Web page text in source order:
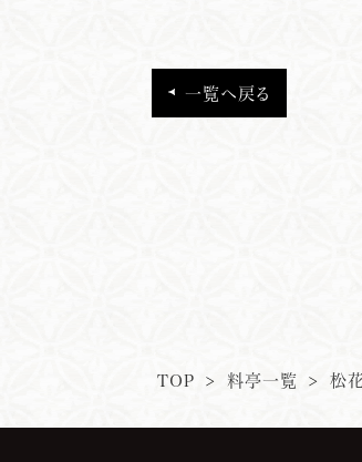
一覧へ戻る
TOP > 料亭一覧 > 松